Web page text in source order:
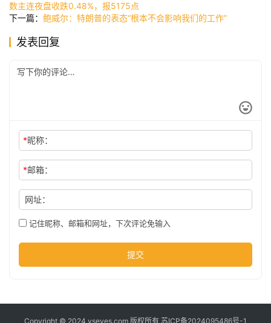
快
公
尚
技
数主连夜盘收跌0.48%，报5175点
下一篇： 鲍威尔：特朗普的表态“根本不会影响我们的工作”
发表回复
*昵称：
*邮箱：
网址：
记住昵称、邮箱和网址，下次评论免输入
提交
Copyright © 2024 yseyes.com 版权所有 苏ICP备2024095486号-1